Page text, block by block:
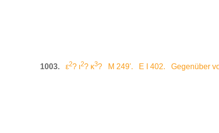
1003. ε2? ι2? κ3? M 249'. E I 402. Gegenüber